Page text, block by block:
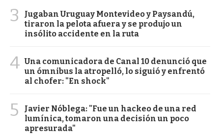
3
Jugaban Uruguay Montevideo y Paysandú,
tiraron la pelota afuera y se produjo un
insólito accidente en la ruta
4 Una comunicadora de Canal 10 denunció que
un ómnibus la atropelló, lo siguió y enfrentó
al chofer: "En shock"
5
Javier Nóblega: "Fue un hackeo de una red
lumínica, tomaron una decisión un poco
apresurada"